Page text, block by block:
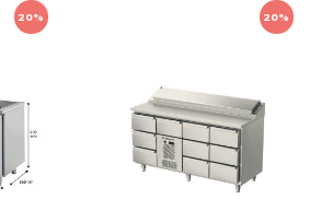
20% 20%